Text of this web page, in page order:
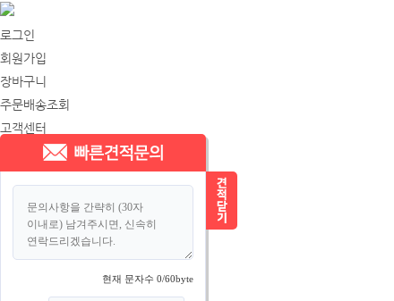
현재 문자수 0/60byte
로그인
회원가입
장바구니
주문배송조회
고객센터
회사소개 콘덴싱 유니트